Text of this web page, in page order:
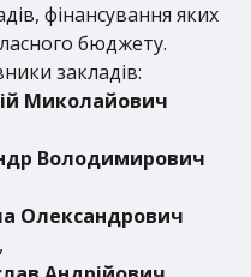
фінансування яких
бюджету.
закладів:
Миколайович
Володимирович
Олександрович